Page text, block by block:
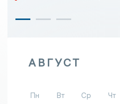
АВГУСТ
Пн Вт Ср Чт